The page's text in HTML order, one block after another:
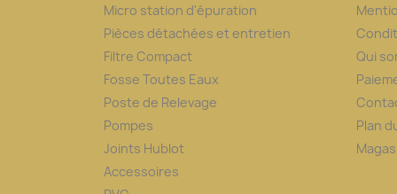
Micro station d'épuration
Pièces détachées et entretien
Filtre Compact
Fosse Toutes Eaux
Poste de Relevage
Pompes
Joints Hublot
Accessoires
Qui
Plan